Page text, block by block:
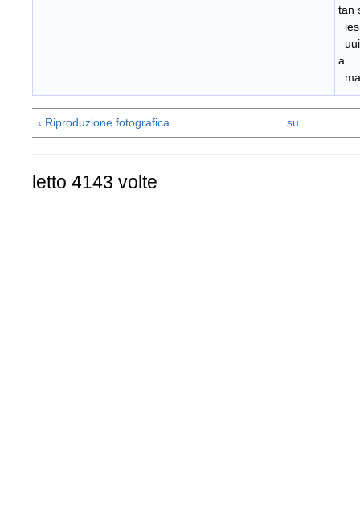
tan
a
‹ Riproduzione fotografica su
letto 4143 volte